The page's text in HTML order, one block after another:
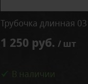
Трубочка длинная 03
1 250 руб. / шт
В наличии